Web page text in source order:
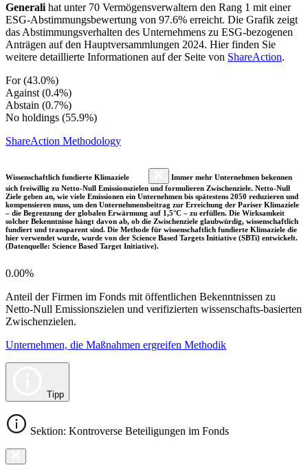
Generali hat unter 70 Vermögensverwaltern den Rang 1 mit einer
ESG-Abstimmungsbewertung von 97.6% erreicht. Die Grafik zeigt
das Abstimmungsverhalten des Unternehmens zu ESG-bezogenen
Anträgen auf den Hauptversammlungen 2024. Hier finden Sie
weitere detaillierte Informationen auf der Seite von ShareAction.
For (43.0%)
Against (0.4%)
Abstain (0.7%)
No holdings (55.9%)
ShareAction Methodology
Wissenschaftlich fundierte Klimaziele
Immer mehr Unternehmen bekennen
sich freiwillig zu Netto-Null Emissionszielen und formulieren Zwischenziele. Netto-Null
Ziele geben an, wie viele Emissionen ein Unternehmen bis spätestens 2050 reduzieren und
kompensieren muss, um den Unternehmensbeitrag zur Erreichung der Pariser Klimaziele
– die Begrenzung der globalen Erwärmung auf 1,5°C – zu erfüllen. Die Wirksamkeit
solcher Bekenntnisse hängt davon ab, ob die Zwischenziele glaubwürdig, wissenschaftlich
fundiert und transparent sind. Die Methode für wissenschaftlich fundierte Klimaziele die
hier verwendet wurde, wurde von der Science Based Targets Initiative (SBTi) entwickelt.
(Datenquelle: Science Based Target Initiative).
0.00%
Anteil der Firmen im Fonds mit öffentlichen Bekenntnissen zu
Netto-Null Emissionszielen und verifizierten wissenschafts-basierten
Zwischenzielen.
Unternehmen, die Maßnahmen ergreifen Methodik
Tipp
Sektion: Kontroverse Beteiligungen im Fonds